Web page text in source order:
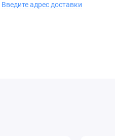
Введите адрес доставки